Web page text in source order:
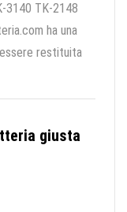
3140 TK-2148
ha una
restituita
giusta